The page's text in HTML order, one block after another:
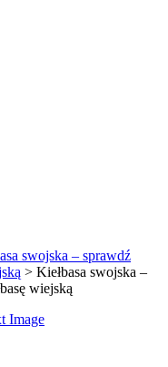
swojska – sprawdź
> Kiełbasa swojska –
wiejską
Image